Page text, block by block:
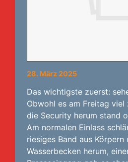
28. März 2025
Das wichtigste zuerst:
Obwohl es am Freitag
die Security herum stand
Am normalen Einlass
riesiges Band aus
Wasserbecken herum,